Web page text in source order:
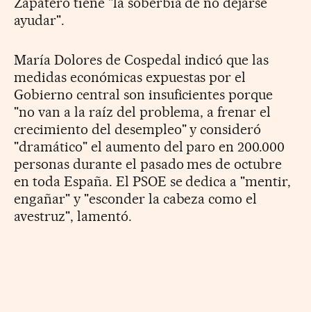
ayudar".
María Dolores de Cospedal indicó que las
medidas económicas expuestas por el
Gobierno central son insuficientes porque
"no van a la raíz del problema, a frenar el
crecimiento del desempleo" y consideró
"dramático" el aumento del paro en 200.000
personas durante el pasado mes de octubre
en toda España. El PSOE se dedica a "mentir,
engañar" y "esconder la cabeza como el
avestruz", lamentó.